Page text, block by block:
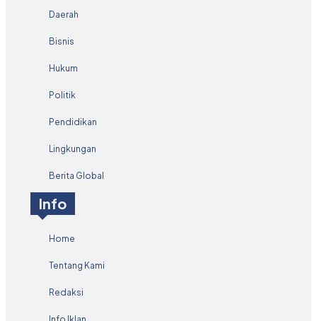
Daerah
Bisnis
Hukum
Politik
Pendidikan
Lingkungan
Berita Global
Info
Home
Tentang Kami
Redaksi